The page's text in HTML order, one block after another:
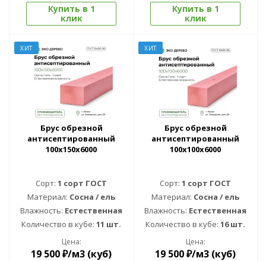
Купить в 1
клик
Купить в 1
клик
ХИТ
Брус обрезной
антисептированный
100х150х6000
Сорт: 1 сорт ГОСТ
Материал: Сосна / ель
Влажность: Естественная
Количество в кубе: 11 шт.
Цена:
19 500₽/м3 (куб)
ХИТ
Брус обрезной
антисептированный
100х100х6000
Сорт: 1 сорт ГОСТ
Материал: Сосна / ель
Влажность: Естественная
Количество в кубе: 16 шт.
Цена:
19 500₽/м3 (куб)